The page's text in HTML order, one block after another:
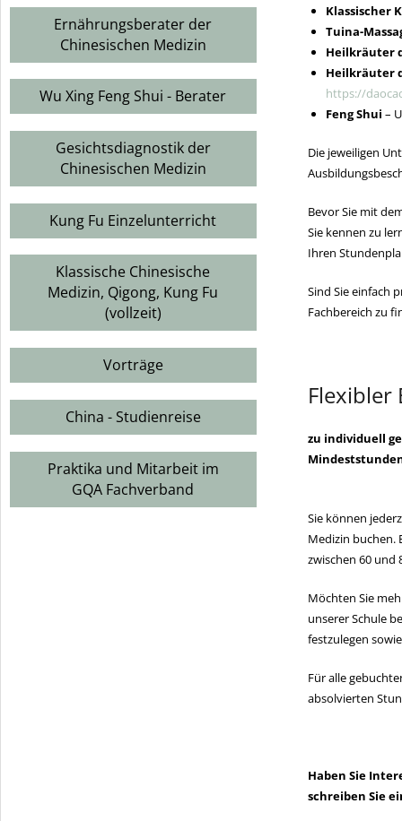
Klassischer
Tuina-
Heilkräuter
Heilkräuter
https://
Feng Shui –
Die jeweiligen
Bevor Sie mit
Sie kennen zu
Ihren
Sind Sie einfach
Fachbereich zu
zu individuell
Sie können
Medizin buchen.
zwischen 60 und
Möchten Sie
unserer Schule
festzulegen
Für alle
absolvierten
Haben Sie
schreiben Sie
Ernährungsberater der
Chinesischen Medizin
Wu Xing Feng Shui - Berater
Gesichtsdiagnostik der
Chinesischen Medizin
Kung Fu Einzelunterricht
Klassische Chinesische
Medizin, Qigong, Kung Fu
(vollzeit)
Vorträge
China - Studienreise
Praktika und Mitarbeit im
GQA Fachverband